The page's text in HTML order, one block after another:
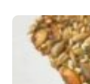
Comer